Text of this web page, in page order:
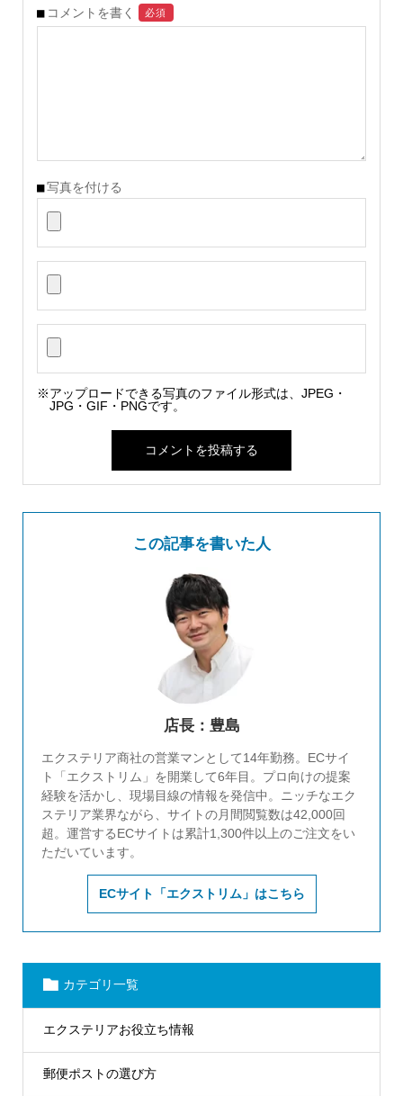
コメントを書く 必須
写真を付ける
※アップロードできる写真のファイル形式は、JPEG・
JPG・GIF・PNGです。
この記事を書いた人
店長：豊島
エクステリア商社の営業マンとして14年勤務。ECサイ
ト「エクストリム」を開業して6年目。プロ向けの提案
経験を活かし、現場目線の情報を発信中。ニッチなエク
ステリア業界ながら、サイトの月間閲覧数は42,000回
超。運営するECサイトは累計1,300件以上のご注文をい
ただいています。
ECサイト「エクストリム」はこちら
カテゴリ一覧
エクステリアお役立ち情報
郵便ポストの選び方